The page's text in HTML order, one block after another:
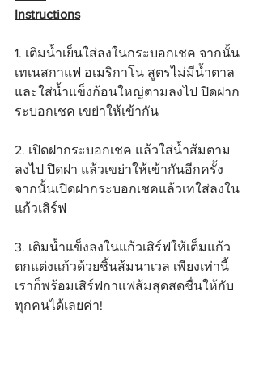
Instructions
1. เติมน้ำเย็นใส่ลงในกระบอกเชค จากนั้น
เทเนสกาแฟ อเมริกาโน สูตรไม่มีน้ำตาล
และใส่น้ำแข็งก้อนใหญ่ตามลงไป ปิดฝาก
ระบอกเชค เขย่าให้เข้ากัน
2. เปิดฝากระบอกเชค แล้วใส่น้ำส้มตาม
ลงไป ปิดฝา แล้วเขย่าให้เข้ากันอีกครั้ง
จากนั้นเปิดฝากระบอกเชคแล้วเทใส่ลงใน
แก้วเสิร์ฟ
3. เติมน้ำแข็งลงในแก้วเสิร์ฟให้เต็มแก้ว
ตกแต่งแก้วด้วยชิ้นส้มนาเวล เพียงเท่านี้
เราก็พร้อมเสิร์ฟกาแฟส้มสุดสดชื่นให้กับ
ทุกคนได้เลยค่า!